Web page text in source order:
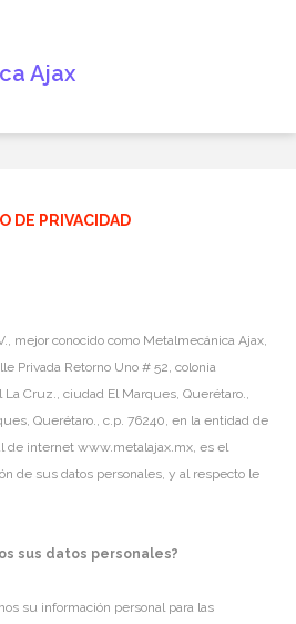
DE PRIVACIDAD
mejor conocido como Metalmecánica Ajax,
Privada Retorno Uno # 52, colonia
Cruz., ciudad El Marques, Querétaro.,
Querétaro., c.p. 76240, en la entidad de
de internet www.metalajax.mx, es el
de sus datos personales, y al respecto le
sus datos personales?
su información personal para las